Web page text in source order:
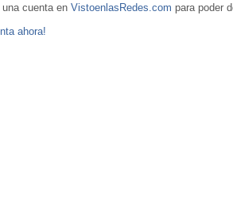
cuenta en VistoenlasRedes.com para poder
ahora!